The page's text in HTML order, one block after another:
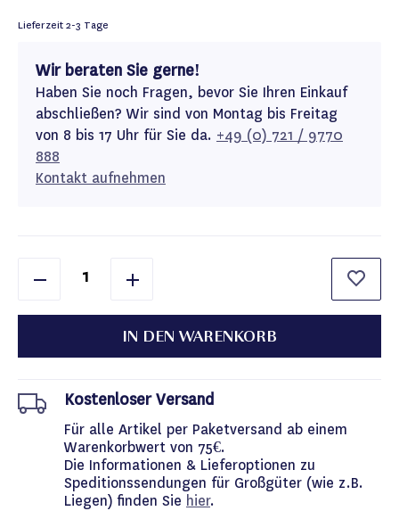
Lieferzeit2-3 Tage
Wir beraten Sie gerne!
Haben Sie noch Fragen, bevor Sie Ihren Einkauf
abschließen? Wir sind von Montag bis Freitag
von 8 bis 17 Uhr für Sie da. +49 (0) 721 / 9770
888
Kontakt aufnehmen
IN DEN WARENKORB
Kostenloser Versand
Für alle Artikel per Paketversand ab einem
Warenkorbwert von 75€.
Die Informationen & Lieferoptionen zu
Speditionssendungen für Großgüter (wie z.B.
Liegen) finden Sie hier.